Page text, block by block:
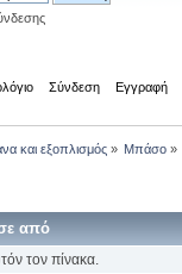
Σύνδεση Εγγραφή
και εξοπλισμός» Μπάσο»
από
τον πίνακα.